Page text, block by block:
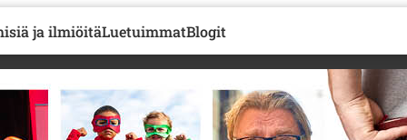
ja ilmiöitäLuetuimmatBlogit